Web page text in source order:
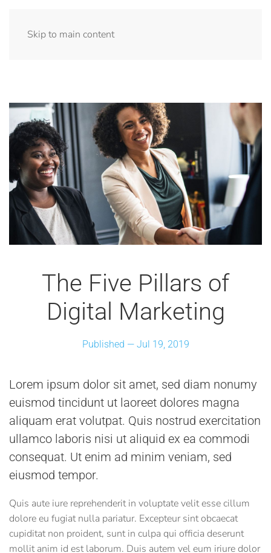
Skip to main content
The Five Pillars of
Digital Marketing
Published — Jul 19, 2019
Lorem ipsum dolor sit amet, sed diam nonumy
euismod tincidunt ut laoreet dolores magna
aliquam erat volutpat. Quis nostrud exercitation
ullamco laboris nisi ut aliquid ex ea commodi
consequat. Ut enim ad minim veniam, sed
eiusmod tempor.
Quis aute iure reprehenderit in voluptate velit esse cillum
dolore eu fugiat nulla pariatur. Excepteur sint obcaecat
cupiditat non proident, sunt in culpa qui officia deserunt
mollit anim id est laborum. Duis autem vel eum iriure dolor